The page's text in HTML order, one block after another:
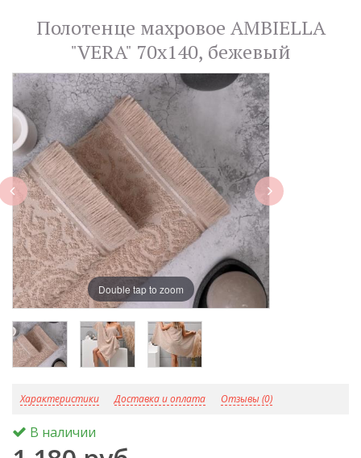
Полотенце махровое AMBIELLA
"VERA" 70х140, бежевый
Double tap to zoom
next
Характеристики Доставка и оплата Отзывы (0)
В наличии